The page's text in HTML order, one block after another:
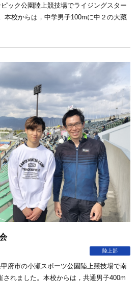
ック公園陸上競技場でライジングスター
本校からは，中学男子100mに中２の大藏
陸上部
府市の小瀬スポーツ公園陸上競技場で南
されました。本校からは，共通男子400m